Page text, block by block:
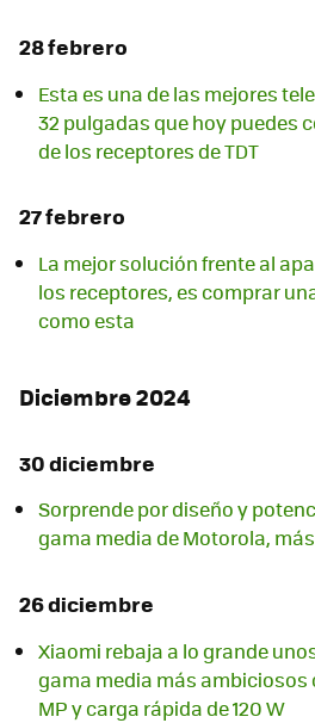
28 febrero
Esta es una de las mejores
32 pulgadas que hoy puedes
de los receptores de TDT
27 febrero
La mejor solución frente al
los receptores, es comprar
como esta
Diciembre 2024
30 diciembre
Sorprende por diseño y
gama media de Motorola,
26 diciembre
Xiaomi rebaja a lo grande
gama media más ambiciosos
MP y carga rápida de 120 W